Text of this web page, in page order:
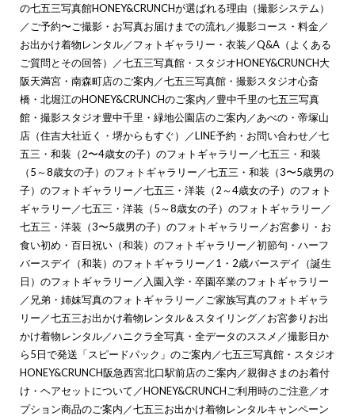
の七五三写真館HONEY&CRUNCHが選ばれる理由（撮影システム）
／ ご予約〜ご撮影・お写真お届けまでの流れ／撮影コース・料金／
お出かけ着物レンタル／フォトギャラリー・衣装 ／Q&A（よくある
ご質問とその回答）
／七五三写真館・スタジオHONEY&CRUNCH大
阪天満宮・南森町店のご案内 ／七五三写真館・撮影スタジオ心斎
橋・北堀江のHONEY&CRUNCHのご案内 ／豊中千里の七五三写真
館・撮影スタジオ豊中千里・緑地公園店のご案内 ／あべの・帝塚山
店（住吉大社近く・堺からもすぐ）
／LINE予約・お問い合わせ／七
五三・和装（2〜4歳女の子）のフォトギャラリー ／七五三・和装
（5～8歳女の子）のフォトギャラリー ／七五三・和装（3〜5歳男の
子）のフォトギャラリー ／七五三・洋装（2～4歳女の子）のフォト
ギャラリー ／七五三・洋装（5～8歳女の子）のフォトギャラリー ／
七五三・洋装（3〜5歳男の子）のフォトギャラリー ／お宮参り・お
食い初め・百日祝い（和装）のフォトギャラリー ／初節句・ハーフ
バースデイ（和装）のフォトギャラリー ／1・2歳バースデイ（誕生
日）のフォトギャラリー ／ 入園入学・卒園卒業のフォトギャラリー
／ 兄弟・姉妹写真のフォトギャラリー ／ ご家族写真のフォトギャラ
リー ／七五三お出かけ着物レンタル＆スタイリング／お宮参りお出
かけ着物レンタル／ハニクラ全写真・全データのススメ ／撮影日か
ら5日で発送「スピードパック」のご案内 ／七五三写真館・スタジオ
HONEY&CRUNCH阪急西宮北口駅前店のご案内 ／親御さまのお着付
け・ヘアセットについて ／HONEY&CRUNCHご利用時のご注意／オ
プション商品のご案内 ／七五三お出かけ着物レンタルキャンペーン